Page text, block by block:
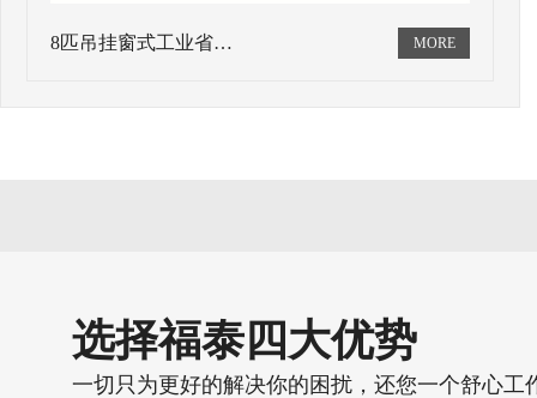
8匹吊挂窗式工业省…
选择福泰四大优势
一切只为更好的解决你的困扰，还您一个舒心工